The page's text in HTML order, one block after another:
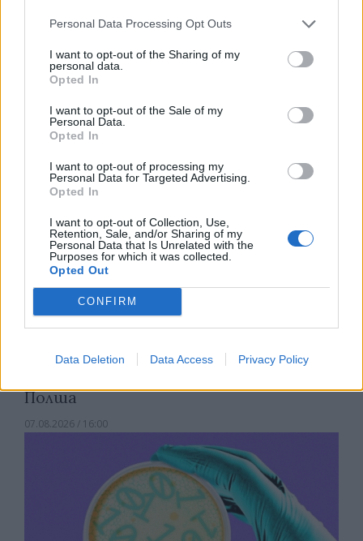
Personal Data Processing Opt Outs
I want to opt-out of the Sharing of my
personal data.
Opted In
I want to opt-out of the Sale of my
Personal Data.
Opted In
I want to opt-out of processing my
Personal Data for Targeted Advertising.
Opted In
I want to opt-out of Collection, Use,
Retention, Sale, and/or Sharing of my
Personal Data that Is Unrelated with the
Purposes for which it was collected.
Opted Out
CONFIRM
Data Deletion Data Access Privacy Policy
Русия започна да внася петролни
продукти от Южна Корея.
07.08.2026 / 17:05
Древен храм на почти 900 години
Полша
07.08.2026 / 16:00